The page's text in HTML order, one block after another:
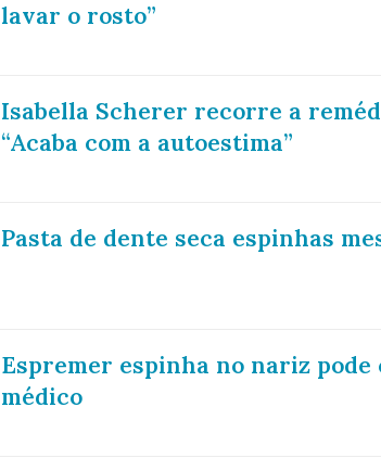
lavar o rosto”
Isabella Scherer recorre a
“Acaba com a autoestima”
Pasta de dente seca espinhas
Espremer espinha no nariz
médico